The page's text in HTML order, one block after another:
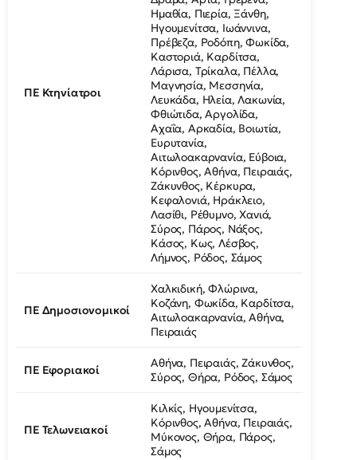
ΠΕ Κτηνίατροι
Ημαθία, Πιερία, Ξάνθη,
Ηγουμενίτσα, Ιωάννινα,
Πρέβεζα, Ροδόπη, Φωκίδα,
Καστοριά, Καρδίτσα,
Λάρισα, Τρίκαλα, Πέλλα,
Μαγνησία, Μεσσηνία,
Λευκάδα, Ηλεία, Λακωνία,
Φθιώτιδα, Αργολίδα,
Αχαΐα, Αρκαδία, Βοιωτία,
Ευρυτανία,
Αιτωλοακαρνανία, Εύβοια,
Κόρινθος, Αθήνα, Πειραιάς,
Ζάκυνθος, Κέρκυρα,
Κεφαλονιά, Ηράκλειο,
Λασίθι, Ρέθυμνο, Χανιά,
Σύρος, Πάρος, Νάξος,
Κάσος, Κως, Λέσβος,
Λήμνος, Ρόδος, Σάμος
ΠΕ Δημοσιονομικοί
Χαλκιδική, Φλώρινα,
Κοζάνη, Φωκίδα, Καρδίτσα,
Αιτωλοακαρνανία, Αθήνα,
Πειραιάς
ΠΕ Εφοριακοί
Αθήνα, Πειραιάς, Ζάκυνθος,
Σύρος, Θήρα, Ρόδος, Σάμος
ΠΕ Τελωνειακοί
Κιλκίς, Ηγουμενίτσα,
Κόρινθος, Αθήνα, Πειραιάς,
Μύκονος, Θήρα, Πάρος,
Σάμος